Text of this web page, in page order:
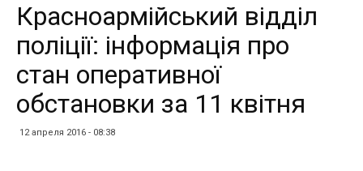
Красноармійський відділ
поліції: інформація про
стан оперативної
обстановки за 11 квітня
12 апреля 2016 - 08:38